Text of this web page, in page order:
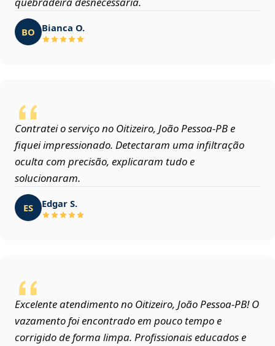
BO Bianca O.
Contratei o serviço no Oitizeiro, João Pessoa‑PB e
fiquei impressionado. Detectaram uma infiltração
oculta com precisão, explicaram tudo e
solucionaram.
ES Edgar S.
Excelente atendimento no Oitizeiro, João Pessoa‑PB! O
vazamento foi encontrado em pouco tempo e
corrigido de forma limpa. Profissionais educados e